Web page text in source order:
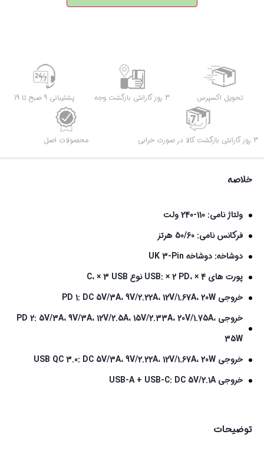
تحویل اکسپرس 3 روز گارانتی بازگشت وجه پشتیبانی 9 صبح تا 19
3 روز گارانتی بازگشت کالا در صورت خرابی محصولات اصل
خلاصه
ولتاژ نامی: 110-240 ولت
فرکانس نامی: 50/60 هرتز
دوشاخه: دوشاخه UK 3-Pin
پورت های USB: × 2 PD، × 4 نوع C، × 3 USB
خروجی PD 1: DC 5V/3A، 9V/2.22A، 12V/1.67A، 20W
خروجی PD 2: 5V/3A، 9V/3A، 12V/2.5A، 15V/2.33A، 20V/1.75A،
35W
خروجی USB QC 3.0: DC 5V/3A، 9V/2.22A، 12V/1.67A، 20W
خروجی USB-A + USB-C: DC 5V/2.1A
توضیحات